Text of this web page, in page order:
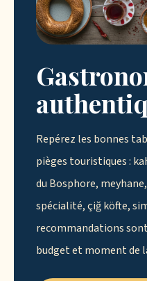
Repérez les bonnes
pièges touristiques :
du Bosphore,
spécialité, çiğ köfte,
recommandations
budget et moment de